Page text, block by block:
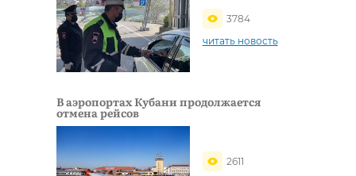
3784
читать новость
В аэропортах Кубани продолжается
отмена рейсов
2611